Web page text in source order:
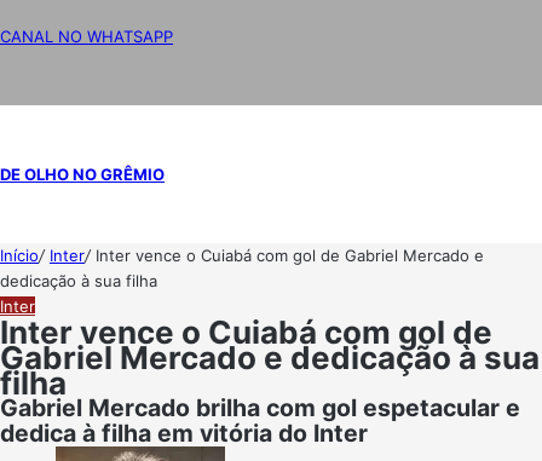
CANAL NO WHATSAPP
DE OLHO NO GRÊMIO
Início/ Inter/ Inter vence o Cuiabá com gol de Gabriel Mercado e
dedicação à sua filha
Inter
Inter vence o Cuiabá com gol de
Gabriel Mercado e dedicação à sua
filha
Gabriel Mercado brilha com gol espetacular e
dedica à filha em vitória do Inter